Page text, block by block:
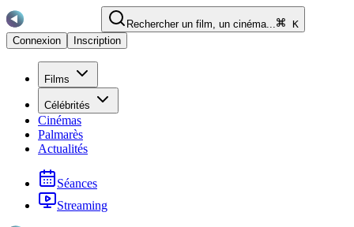
Rechercher un film, un cinéma...
K
Connexion
Inscription
Films
Célébrités
Cinémas
Palmarès
Actualités
Séances
Streaming